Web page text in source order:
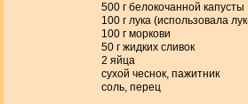
500 г белокочанной капусты
100 г лука (использовала
100 г моркови
50 г жидких сливок
2 яйца
сухой чеснок, пажитник
соль, перец